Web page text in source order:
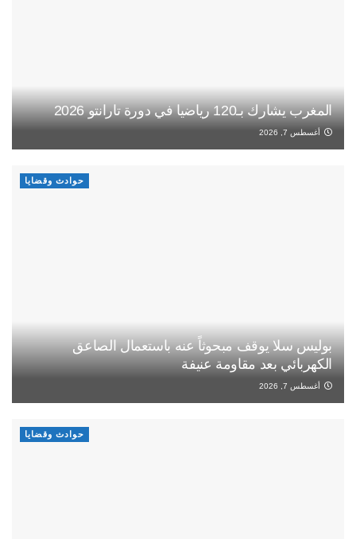
المغرب يشارك بـ120 رياضيا في دورة تارانتو 2026
أغسطس 7, 2026
حوادث وقضايا
بوليس سلا يوقف مبحوثاً عنه باستعمال الصاعق
الكهربائي بعد مقاومة عنيفة
أغسطس 7, 2026
حوادث وقضايا